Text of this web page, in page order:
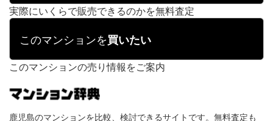
実際にいくらで販売できるのかを無料査定
このマンションを買いたい
このマンションの売り情報をご案内
鹿児島のマンションを比較、検討できるサイトです。無料査定も